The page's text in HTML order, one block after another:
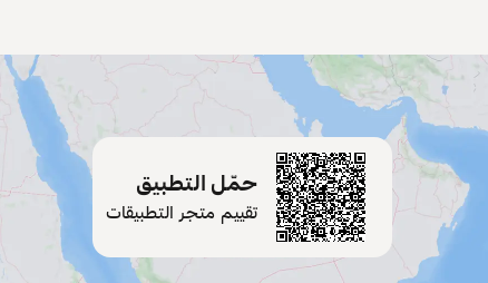
حمّل التطبيق
تقييم متجر التطبيقات